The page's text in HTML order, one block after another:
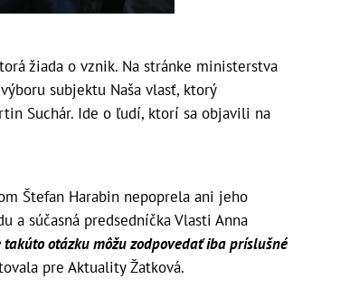
žiada o vznik. Na stránke ministerstva
subjektu Naša vlasť, ktorý
Suchár. Ide o ľudí, ktorí sa objavili na
Štefan Harabin nepoprela ani jeho
a súčasná predsedníčka Vlasti Anna
otázku môžu zodpovedať iba príslušné
pre Aktuality Žatková.